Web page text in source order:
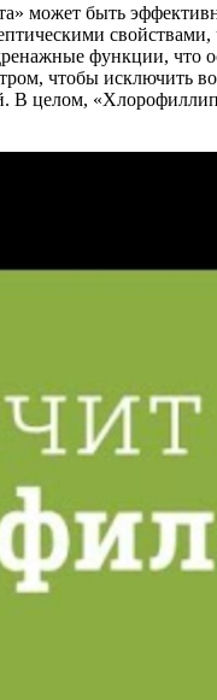
может быть
функции,
чтобы
В целом,